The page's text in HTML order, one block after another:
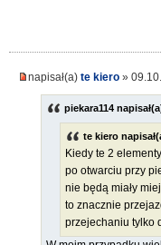
napisał(a) te kiero »
piekara114
te kiero
Kiedy te 2
po otwarciu przy
nie będą miały
to znacznie
przejechaniu tylko